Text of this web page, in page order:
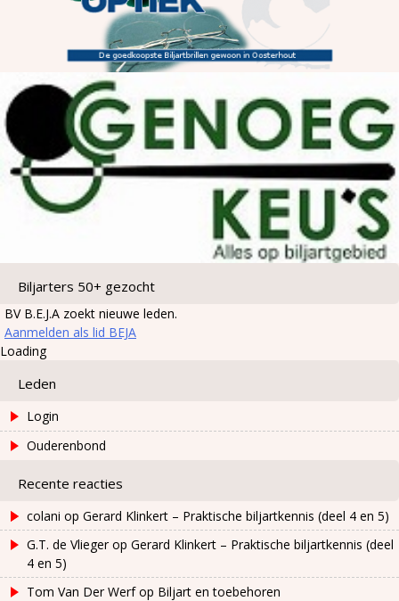
Biljarters 50+ gezocht
BV B.E.J.A zoekt nieuwe leden.
Aanmelden als lid BEJA
Loading
Leden
Login
Ouderenbond
Recente reacties
colani op Gerard Klinkert – Praktische biljartkennis (deel 4 en 5)
G.T. de Vliegerop Gerard Klinkert – Praktische biljartkennis (deel
4 en 5)
Tom Van Der Werfop Biljart en toebehoren